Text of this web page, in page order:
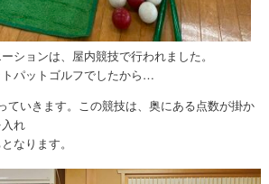
ションは、屋内競技で行われました。
パットゴルフでしたから…
ていきます。この競技は、奥にある点数が掛か
れ
なります。